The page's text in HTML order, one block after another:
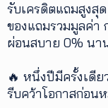
เติม
ติดต่อ
เรา
รับเครดิตแถมสูงสุ
ของแถมรวมมูลค่า
ผ่อนสบาย 0% นา
🔥 หนึ่งปีมีครั้งเดีย
รีบคว้าโอกาสก่อน